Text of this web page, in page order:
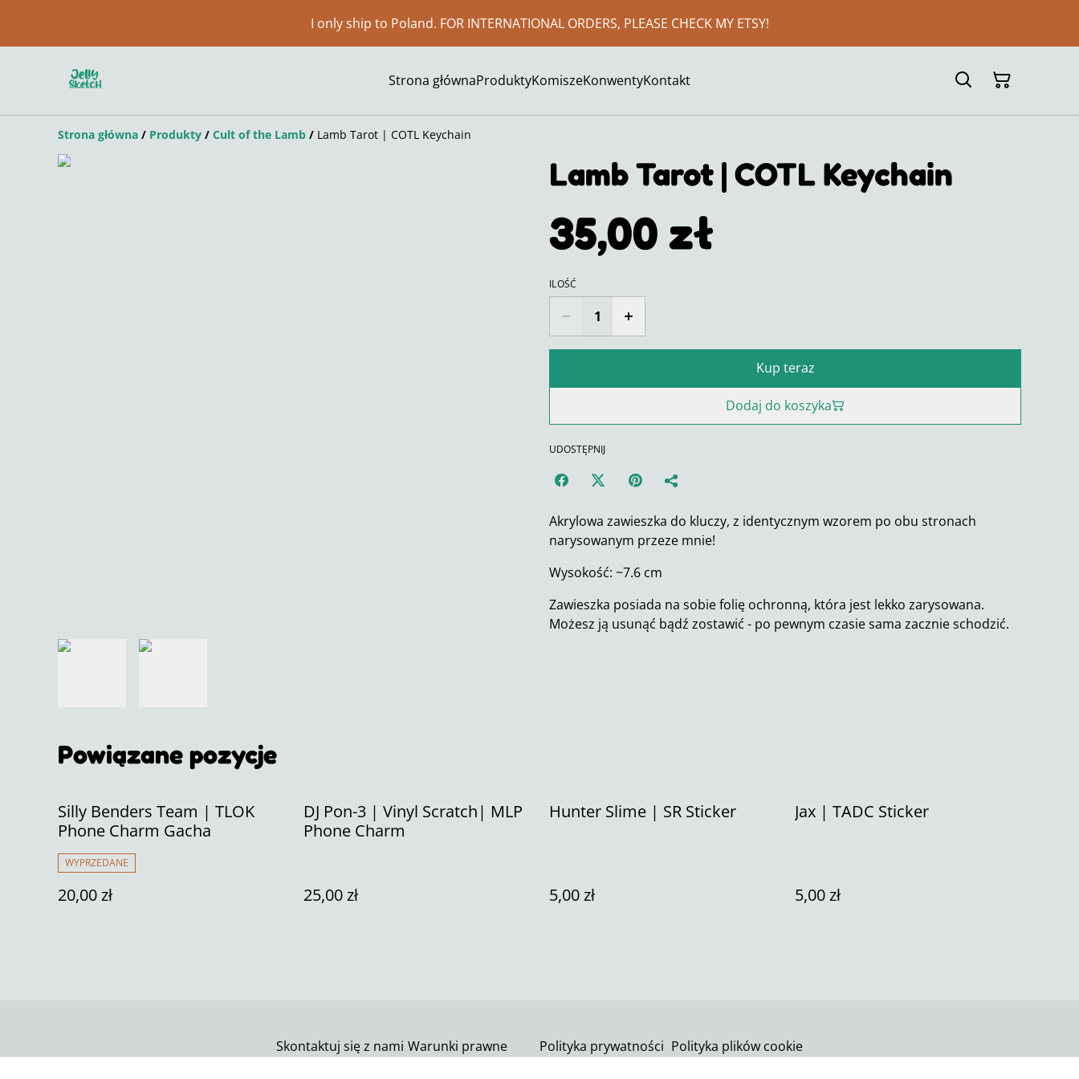
I only ship to Poland. FOR INTERNATIONAL ORDERS, PLEASE CHECK MY ETSY!
Strona głównaProduktyKomiszeKonwentyKontakt
Strona główna / Produkty / Cult of the Lamb / Lamb Tarot | COTL Keychain
Lamb Tarot | COTL Keychain
35,00 zł
ILOŚĆ
Kup teraz
Dodaj do koszyka
UDOSTĘPNIJ
Akrylowa zawieszka do kluczy, z identycznym wzorem po obu stronach
narysowanym przeze mnie!
Wysokość: ~7.6 cm
Zawieszka posiada na sobie folię ochronną, która jest lekko zarysowana.
Możesz ją usunąć bądź zostawić - po pewnym czasie sama zacznie schodzić.
Powiązane pozycje
Silly Benders Team | TLOK
Phone Charm Gacha
WYPRZEDANE
20,00 zł
DJ Pon-3 | Vinyl Scratch| MLP
Phone Charm
25,00 zł
Hunter Slime | SR Sticker
5,00 zł
Jax | TADC Sticker
5,00 zł
Skontaktuj się z nami Warunki prawne
Polityka prywatności
SumUp
Polityka plików cookie